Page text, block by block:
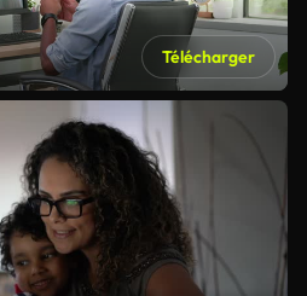
Télécharger